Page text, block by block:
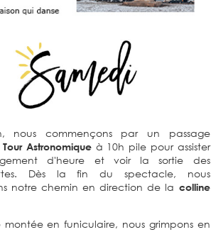
nous commençons par un passage
Astronomique à 10h pile pour assister
d'heure et voir la sortie des
Dès la fin du spectacle, nous
notre chemin en direction de la colline
montée en funiculaire, nous grimpons en